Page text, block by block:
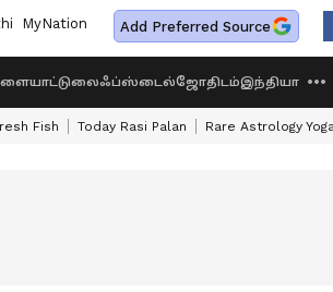
MyNation Add Preferred Source
லைஃப்ஸ்டைல்ஜோதிடம்இந்தியா
Fish Today Rasi Palan Rare Astrology